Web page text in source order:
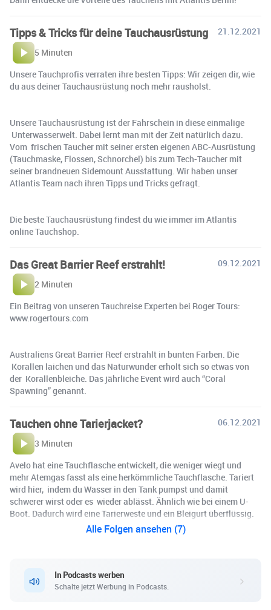
Tipps & Tricks für deine Tauchausrüstung
21.12.2021
5 Minuten
Unsere Tauchprofis verraten ihre besten Tipps: Wir zeigen dir, wie
du aus deiner Tauchausrüstung noch mehr rausholst.
Unsere Tauchausrüstung ist der Fahrschein in diese einmalige
Unterwasserwelt. Dabei lernt man mit der Zeit natürlich dazu.
Vom frischen Taucher mit seiner ersten eigenen ABC-Ausrüstung
(Tauchmaske, Flossen, Schnorchel) bis zum Tech-Taucher mit
seiner brandneuen Sidemount Ausstattung. Wir haben unser
Atlantis Team nach ihren Tipps und Tricks gefragt.
Die beste Tauchausrüstung findest du wie immer im Atlantis
online Tauchshop.
Das Great Barrier Reef erstrahlt!
09.12.2021
2 Minuten
Ein Beitrag von unseren Tauchreise Experten bei Roger Tours:
www.rogertours.com
Australiens Great Barrier Reef erstrahlt in bunten Farben. Die
Korallen laichen und das Naturwunder erholt sich so etwas von
der Korallenbleiche. Das jährliche Event wird auch “Coral
Spawning” genannt.
Tauchen ohne Tarierjacket?
06.12.2021
3 Minuten
Avelo hat eine Tauchflasche entwickelt, die weniger wiegt und
mehr Atemgas fasst als eine herkömmliche Tauchflasche. Tariert
wird hier, indem du Wasser in den Tank pumpst und damit
schwerer wirst oder es wieder ablässt. Ähnlich wie bei einem U-
Boot. Dadurch wird eine Tarierweste und ein Bleigurt überflüssig.
Alle Folgen ansehen (7)
In Podcasts werben
Schalte jetzt Werbung in Podcasts.